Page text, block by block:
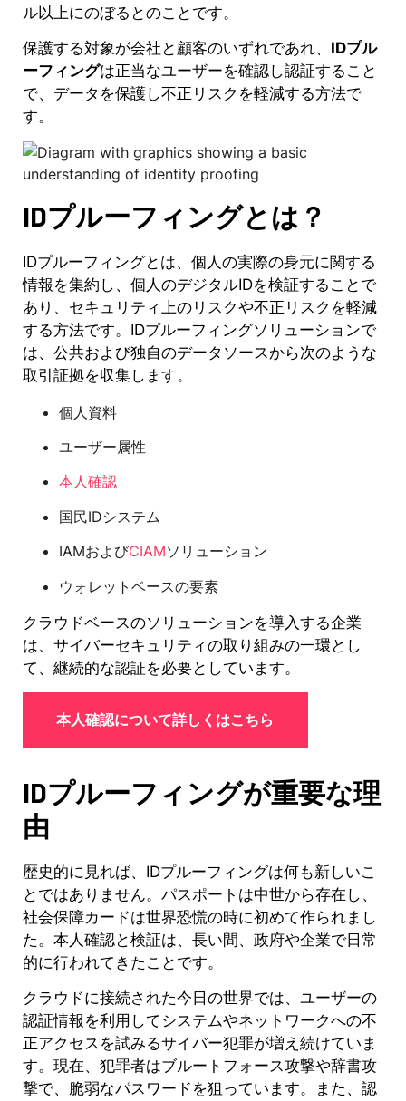
ル以上にのぼるとのことです。
保護する対象が会社と顧客のいずれであれ、 IDプル
ーフィングは正当なユーザーを確認し認証すること
で、データを保護し不正リスクを軽減する方法で
す。
IDプルーフィングとは？
IDプルーフィングとは、個人の実際の身元に関する
情報を集約し、個人のデジタルIDを検証することで
あり、セキュリティ上のリスクや不正リスクを軽減
する方法です。IDプルーフィングソリューションで
は、公共および独自のデータソースから次のような
取引証拠を収集します。
個人資料
ユーザー属性
本人確認
国民IDシステム
IAMおよびCIAMソリューション
ウォレットベースの要素
クラウドベースのソリューションを導入する企業
は、サイバーセキュリティの取り組みの一環とし
て、継続的な認証を必要としています。
本人確認について詳しくはこちら
IDプルーフィングが重要な理
由
歴史的に見れば、IDプルーフィングは何も新しいこ
とではありません。パスポートは中世から存在し、
社会保障カードは世界恐慌の時に初めて作られまし
た。本人確認と検証は、長い間、政府や企業で日常
的に行われてきたことです。
クラウドに接続された今日の世界では、ユーザーの
認証情報を利用してシステムやネットワークへの不
正アクセスを試みるサイバー犯罪が増え続けていま
す。現在、犯罪者はブルートフォース攻撃や辞書攻
撃で、脆弱なパスワードを狙っています。また、認